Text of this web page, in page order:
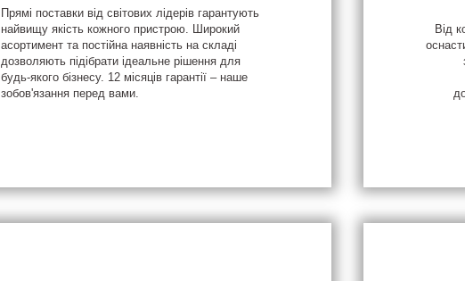
Прямі поставки від світових лідерів гарантують
найвищу якість кожного пристрою. Широкий
асортимент та постійна наявність на складі
дозволяють підібрати ідеальне рішення для
будь-якого бізнесу. 12 місяців гарантії – наше
зобов'язання перед вами.
Від